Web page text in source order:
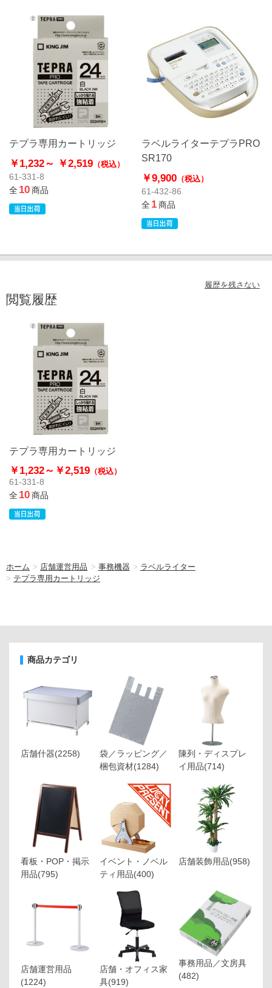
テプラ専用カートリッジ
￥1,232～ ￥2,519 （税込）
61-331-8
全10商品
ラベルライターテプラPRO
SR170
￥9,900（税込）
61-432-86
全1商品
履歴を残さない
閲覧履歴
テプラ専用カートリッジ
￥1,232～ ￥2,519 （税込）
61-331-8
全10商品
ホーム > 店舗運営用品 > 事務機器 > ラベルライター
> テプラ専用カートリッジ
商品カテゴリ
店舗什器(2258)
袋／ラッピング／
梱包資材(1284)
陳列・ディスプレ
イ用品(714)
看板・POP・掲示
用品(795)
イベント・ノベル
ティ用品(400)
店舗装飾用品(958)
店舗運営用品
(1224)
店舗・オフィス家
具(919)
事務用品／文房具
(482)